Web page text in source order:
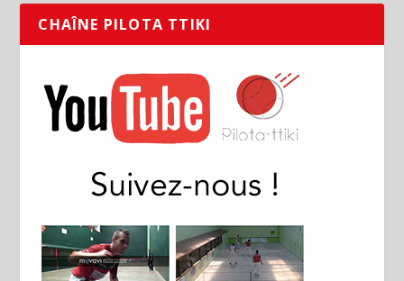
CHAÎNE PILOTA TTIKI